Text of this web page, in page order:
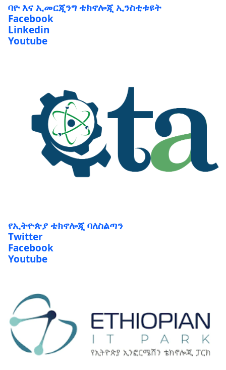
ባዮ እና ኢመርጂንግ ቴክኖሎጂ ኢንስቲቱዩት
Facebook
Linkedin
Youtube
የኢትዮጵያ ቴክኖሎጂ ባለስልጣን
Twitter
Facebook
Youtube